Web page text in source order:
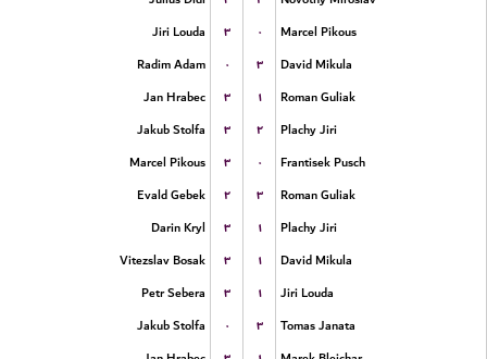
Jiri Louda
۳ ۰
Marcel Pikous
Radim Adam
۰ ۳
David Mikula
Jan Hrabec
۳ ۱
Roman Guliak
Jakub Stolfa
۳ ۲
Plachy Jiri
Marcel Pikous
۳ ۰
Frantisek Pusch
Evald Gebek
۲ ۳
Roman Guliak
Darin Kryl
۳ ۱
Plachy Jiri
Vitezslav Bosak
۳ ۱
David Mikula
Petr Sebera
۳ ۱
Jiri Louda
Jakub Stolfa
۰ ۳
Tomas Janata